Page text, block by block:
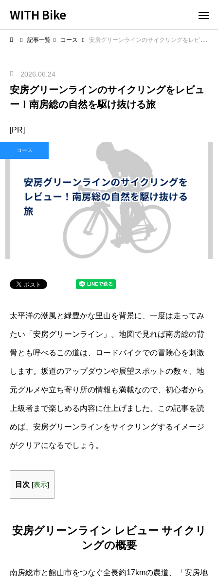
WITH Bike
記事一覧 コース 安房グリーンラインのサイクリングをレビュー！南房総の自然を駆け抜ける旅
2026.06.24
安房グリーンラインのサイクリングをレビュ
ー！南房総の自然を駆け抜ける旅
[PR]
コース
太平洋の潮風と緑豊かな里山を背景に、一度は走ってみ
たい「安房グリーンライン」。地図で見れば南房総の背
骨とも呼べるこの道は、ロードバイクでの冒険心を刺激
します。坂道のアップダウンや展望スポットの数々、地
元グルメや立ち寄り所の情報も満載なので、初心者から
上級者まで楽しめる内容に仕上げました。この記事を読
めば、安房グリーンラインをサイクリングするイメージ
がクリアになるでしょう。
目次 [表示]
安房グリーンライン レビュー サイクリ
ングの概要
南房総市と館山市をつなぐ全長約17kmの農道、「安房地